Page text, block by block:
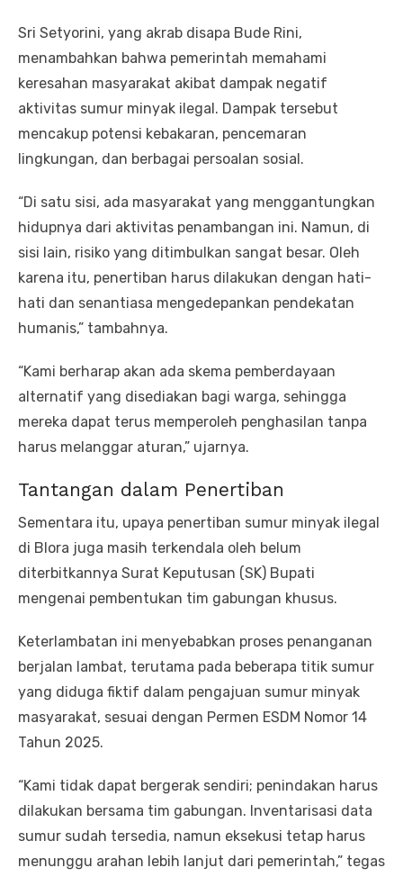
Sri Setyorini, yang akrab disapa Bude Rini,
menambahkan bahwa pemerintah memahami
keresahan masyarakat akibat dampak negatif
aktivitas sumur minyak ilegal. Dampak tersebut
mencakup potensi kebakaran, pencemaran
lingkungan, dan berbagai persoalan sosial.
“Di satu sisi, ada masyarakat yang menggantungkan
hidupnya dari aktivitas penambangan ini. Namun, di
sisi lain, risiko yang ditimbulkan sangat besar. Oleh
karena itu, penertiban harus dilakukan dengan hati-
hati dan senantiasa mengedepankan pendekatan
humanis,” tambahnya.
“Kami berharap akan ada skema pemberdayaan
alternatif yang disediakan bagi warga, sehingga
mereka dapat terus memperoleh penghasilan tanpa
harus melanggar aturan,” ujarnya.
Tantangan dalam Penertiban
Sementara itu, upaya penertiban sumur minyak ilegal
di Blora juga masih terkendala oleh belum
diterbitkannya Surat Keputusan (SK) Bupati
mengenai pembentukan tim gabungan khusus.
Keterlambatan ini menyebabkan proses penanganan
berjalan lambat, terutama pada beberapa titik sumur
yang diduga fiktif dalam pengajuan sumur minyak
masyarakat, sesuai dengan Permen ESDM Nomor 14
Tahun 2025.
“Kami tidak dapat bergerak sendiri; penindakan harus
dilakukan bersama tim gabungan. Inventarisasi data
sumur sudah tersedia, namun eksekusi tetap harus
menunggu arahan lebih lanjut dari pemerintah,” tegas